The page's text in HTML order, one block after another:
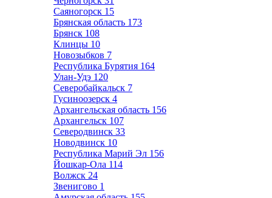
Саяногорск 15
Брянская область 173
Брянск 108
Клинцы 10
Новозыбков 7
Республика Бурятия 164
Улан-Удэ 120
Северобайкальск 7
Гусиноозерск 4
Архангельская область 156
Архангельск 107
Северодвинск 33
Новодвинск 10
Республика Марий Эл 156
Йошкар-Ола 114
Волжск 24
Звенигово 1